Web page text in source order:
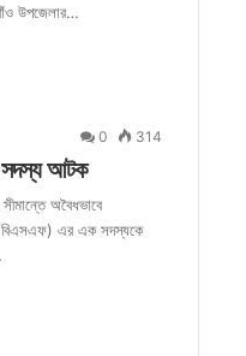
উপজেলার…
0 314
সদস্য আটক
অবৈধভাবে
(বিএসএফ) এর এক সদস্যকে